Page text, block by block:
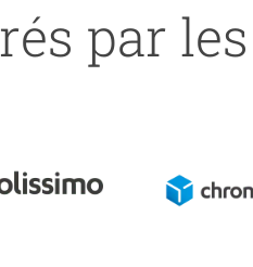
par